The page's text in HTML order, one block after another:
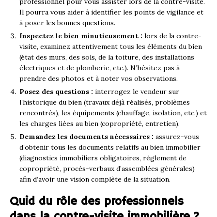
Il pourra vous aider à identifier les points de vigilance et
à poser les bonnes questions.
Inspectez le bien minutieusement : lors de la contre-
visite, examinez attentivement tous les éléments du bien
(état des murs, des sols, de la toiture, des installations
électriques et de plomberie, etc.). N’hésitez pas à
prendre des photos et à noter vos observations.
Posez des questions : interrogez le vendeur sur
l’historique du bien (travaux déjà réalisés, problèmes
rencontrés), les équipements (chauffage, isolation, etc.) et
les charges liées au bien (copropriété, entretien).
Demandez les documents nécessaires : assurez-vous
d’obtenir tous les documents relatifs au bien immobilier
(diagnostics immobiliers obligatoires, règlement de
copropriété, procès-verbaux d’assemblées générales)
afin d’avoir une vision complète de la situation.
Quid du rôle des professionnels